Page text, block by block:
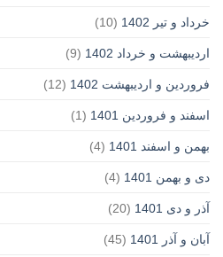
خرداد و تیر 1402 (10)
اردیبهشت و خرداد 1402 (9)
فروردین و اردیبهشت 1402 (12)
اسفند و فروردین 1401 (1)
بهمن و اسفند 1401 (4)
دی و بهمن 1401 (4)
آذر و دی 1401 (20)
آبان و آذر 1401 (45)